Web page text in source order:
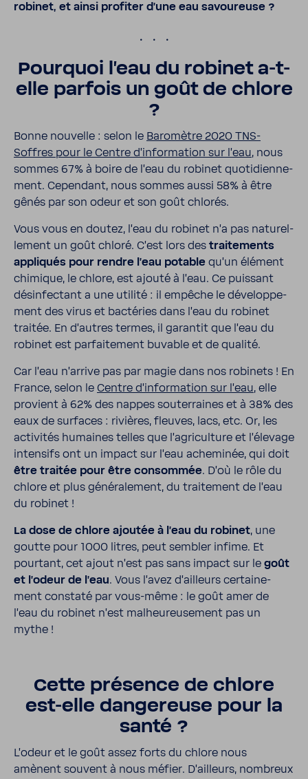
robinet, et ainsi profiter d’une eau savou­reuse ?
.
Pour­quoi l’eau du robinet a-​t-
elle parfois un goût de chlore
?
Bonne nouvelle : selon le Baro­mètre 2020 TNS-​
Soffres pour le Centre d'in­for­ma­tion sur l'eau, nous
sommes 67% à boire de l’eau du robinet quoti­dien­ne­
ment. Cepen­dant, nous sommes aussi 58% à être
gênés par son odeur et son goût chlorés.
Vous vous en doutez, l’eau du robinet n’a pas natu­rel­
le­ment un goût chloré. C’est lors des trai­te­ments
appli­qués pour rendre l’eau potable qu’un élément
chimique, le chlore, est ajouté à l’eau. Ce puis­sant
désin­fec­tant a une utilité : il empêche le déve­lop­pe­
ment des virus et bacté­ries dans l’eau du robinet
traitée. En d’autres termes, il garantit que l’eau du
robinet est parfai­te­ment buvable et de qualité.
Car l’eau n’ar­rive pas par magie dans nos robi­nets ! En
France, selon le Centre d’in­for­ma­tion sur l’eau, elle
provient à 62% des nappes souter­raines et à 38% des
eaux de surfaces : rivières, fleuves, lacs, etc. Or, les
acti­vités humaines telles que l’agri­cul­ture et l’éle­vage
inten­sifs ont un impact sur l’eau ache­minée, qui doit
être traitée pour être consommée. D’où le rôle du
chlore et plus géné­ra­le­ment, du trai­te­ment de l’eau
du robinet !
La dose de chlore ajoutée à l’eau du robinet, une
goutte pour 1000 litres, peut sembler infime. Et
pour­tant, cet ajout n’est pas sans impact sur le goût
et l’odeur de l’eau. Vous l’avez d’ailleurs certai­ne­
ment constaté par vous-​même : le goût amer de
l’eau du robinet n’est malheu­reu­se­ment pas un
mythe !
Cette présence de chlore
est-​elle dange­reuse pour la
santé ?
L’odeur et le goût assez forts du chlore nous
amènent souvent à nous méfier. D’ailleurs, nombreux